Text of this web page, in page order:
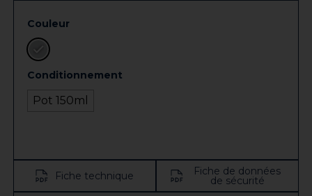
Couleur
Conditionnement
Pot 150ml
Fiche technique Fiche de données
de sécurité